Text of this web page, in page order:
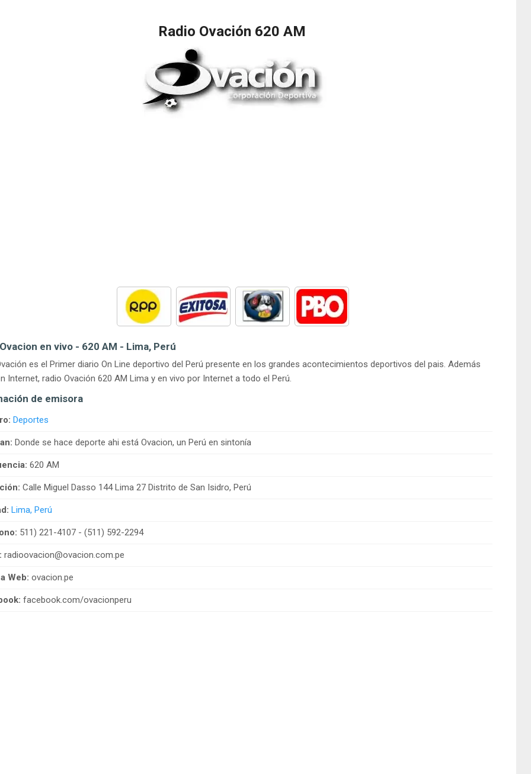
Radio Ovación 620 AM
en vivo - 620 AM - Lima, Perú
es el Primer diario On Line deportivo del Perú presente en los grandes acontecimientos deportivos del pais. Además
Internet, radio Ovación 620 AM Lima y en vivo por Internet a todo el Perú.
de emisora
Deportes
Donde se hace deporte ahi está Ovacion, un Perú en sintonía
620 AM
Calle Miguel Dasso 144 Lima 27 Distrito de San Isidro, Perú
Lima, Perú
511) 221-4107 - (511) 592-2294
radioovacion@ovacion.com.pe
Web: ovacion.pe
facebook.com/ovacionperu